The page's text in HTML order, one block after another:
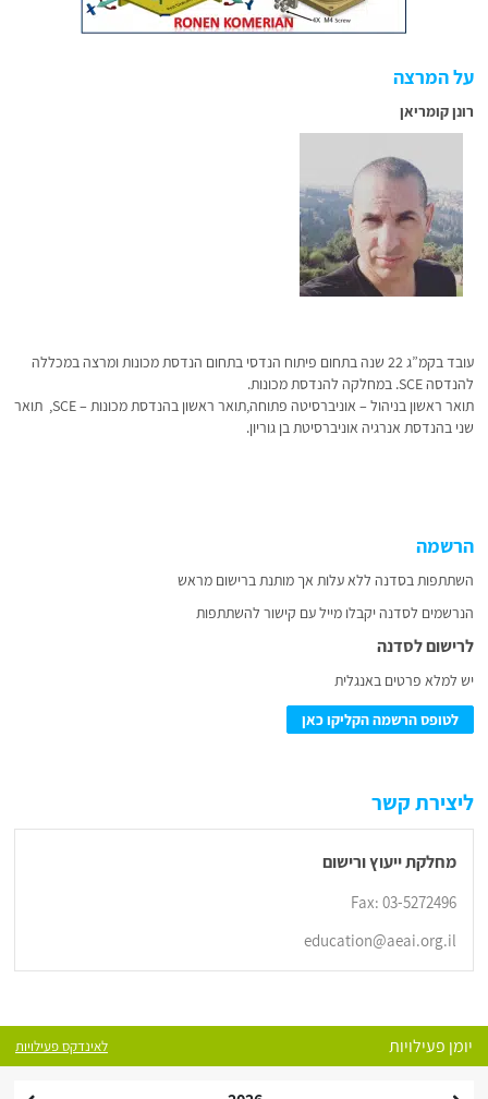
על המרצה
רונן קומריאן
עובד בקמ”ג 22 שנה בתחום פיתוח הנדסי בתחום הנדסת מכונות ומרצה במכללה
להנדסה SCE. במחלקה להנדסת מכונות.
תואר ראשון בניהול – אוניברסיטה פתוחה,תואר ראשון בהנדסת מכונות – SCE, תואר
שני בהנדסת אנרגיה אוניברסיטת בן גוריון.
הרשמה
השתתפות בסדנה ללא עלות אך מותנת ברישום מראש
הנרשמים לסדנה יקבלו מייל עם קישור להשתתפות
לרישום לסדנה
יש למלא פרטים באנגלית
לטופס הרשמה הקליקו כאן
ליצירת קשר
מחלקת ייעוץ ורישום
Fax: 03-5272496
education@aeai.org.il
יומן פעילויות לאינדקס פעילויות